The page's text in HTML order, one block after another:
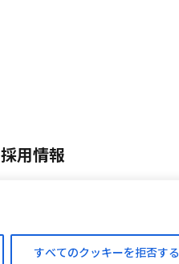
すべてのクッキーを拒否する
採用情報